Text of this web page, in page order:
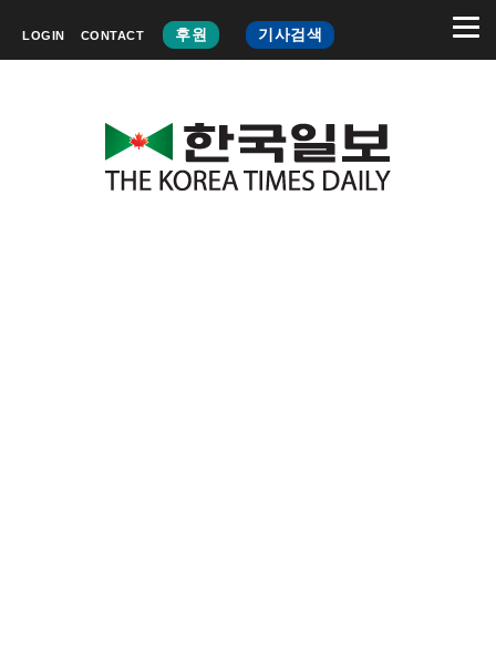
LOGIN CONTACT 후원 기사검색